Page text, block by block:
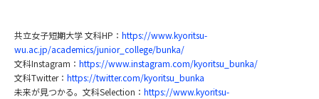
共立女子短期大学 文科HP： https://www.kyoritsu-
wu.ac.jp/academics/junior_college/bunka/
文科Instagram： https://www.instagram.com/kyoritsu_bunka/
文科Twitter： https://twitter.com/kyoritsu_bunka
未来が見つかる。文科Selection： https://www.kyoritsu-